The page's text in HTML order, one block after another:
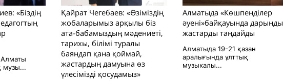
«Біздің
Алматы
музы...
Қайрат Чегебаев: «Өзіміздің
жобаларымыз арқылы біз
ата-бабамыздың мәдениеті,
тарихы, білімі туралы
баяндап қана қоймай,
жастардың дамуына өз
үлесімізді қосудамыз»
Алматыда «Көшпенділер
әуені»байқауында дарынды
жастарды таңдайды
Алматыда 19-21 қазан
аралығында ұлттық
музыкалы...